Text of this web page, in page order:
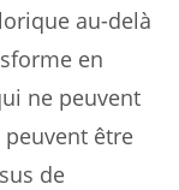
au-delà
en
ne peuvent
être
de